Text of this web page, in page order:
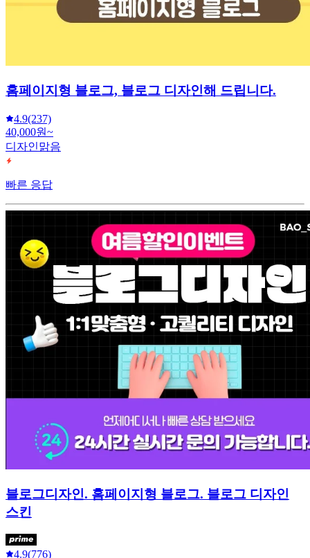
홈페이지형 블로그, 블로그 디자인해 드립니다.
4.9(237)
40,000원~
디자인맑음
빠른 응답
블로그디자인. 홈페이지형 블로그. 블로그 디자인
스킨
4.9(776)